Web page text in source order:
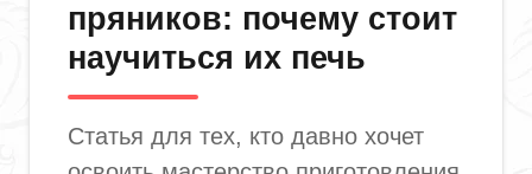
пряников: почему стоит
научиться их печь
Статья для тех, кто давно хочет